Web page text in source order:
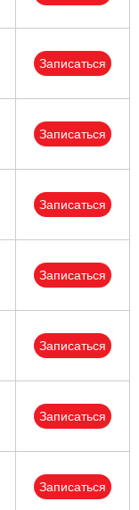
Записаться
Записаться
Записаться
Записаться
Записаться
Записаться
Записаться